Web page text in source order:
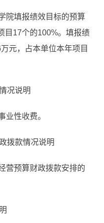
院填报绩效目标的预算
目17个的100%。填报绩
元，占本单位本年项目
况说明
业性收费。
拨款情况说明
营预算财政拨款安排的